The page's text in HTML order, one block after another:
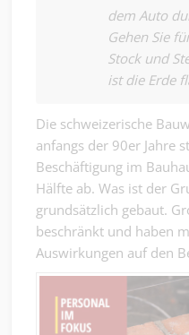
dem Auto
Gehen Sie
Stock und
ist die Erde
Die schweizerische
anfangs der 90er Jahre
Beschäftigung im
Hälfte ab. Was ist der
grundsätzlich gebaut.
beschränkt und haben
Auswirkungen auf den